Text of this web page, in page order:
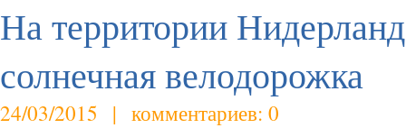
На территории
солнечная велодорожка
24/03/2015 | комментариев: 0